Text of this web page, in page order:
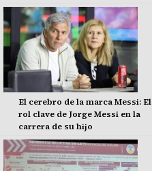
El cerebro de la marca Messi: El
rol clave de Jorge Messi en la
carrera de su hijo